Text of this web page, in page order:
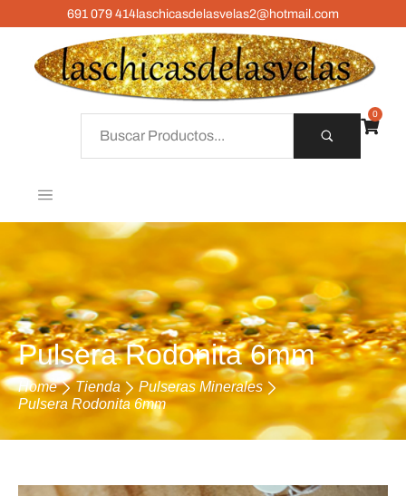
691 079 414laschicasdelasvelas2@hotmail.com
0
Pulsera Rodonita 6mm
Home Tienda
Pulseras Minerales
Pulsera Rodonita 6mm